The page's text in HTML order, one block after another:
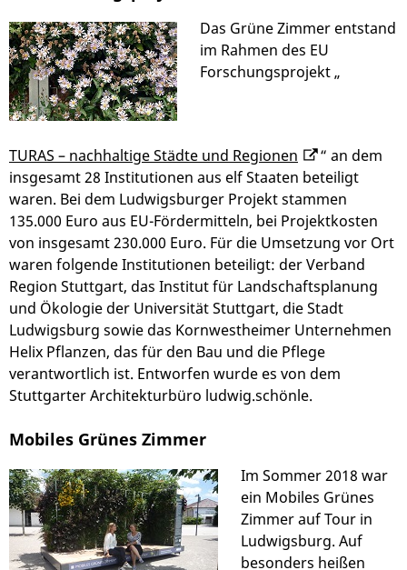
Das Grüne Zimmer entstand
im Rahmen des EU
Forschungsprojekt „
TURAS – nachhaltige Städte und Regionen
“ an dem
insgesamt 28 Institutionen aus elf Staaten beteiligt
waren. Bei dem Ludwigsburger Projekt stammen
135.000 Euro aus EU-Fördermitteln, bei Projektkosten
von insgesamt 230.000 Euro. Für die Umsetzung vor Ort
waren folgende Institutionen beteiligt: der Verband
Region Stuttgart, das Institut für Landschaftsplanung
und Ökologie der Universität Stuttgart, die Stadt
Ludwigsburg sowie das Kornwestheimer Unternehmen
Helix Pflanzen, das für den Bau und die Pflege
verantwortlich ist. Entworfen wurde es von dem
Stuttgarter Architekturbüro ludwig.schönle.
Mobiles Grünes Zimmer
Im Sommer 2018 war
ein Mobiles Grünes
Zimmer auf Tour in
Ludwigsburg. Auf
besonders heißen